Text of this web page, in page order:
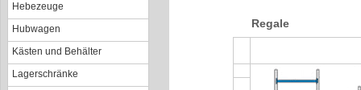
Hebezeuge
Hubwagen
Kästen und Behälter
Lagerschränke
Regale